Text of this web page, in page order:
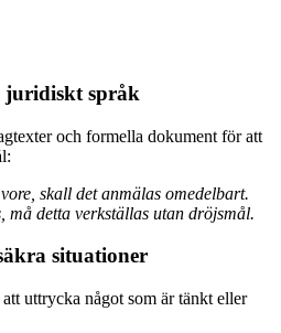
juridiskt språk
och formella dokument för att
skall det anmälas omedelbart.
må detta verkställas utan dröjsmål.
situationer
uttrycka något som är tänkt eller